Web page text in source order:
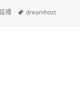
裡
標
dreamhost